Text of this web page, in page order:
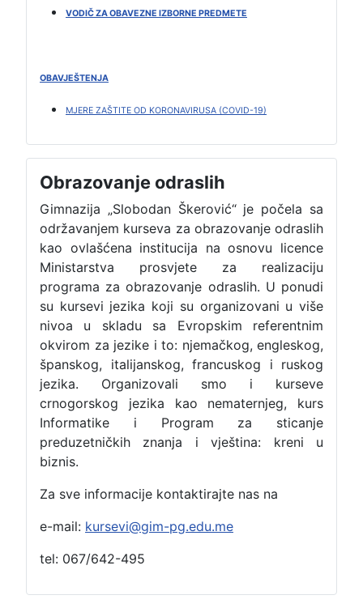
VODIČ ZA OBAVEZNE IZBORNE PREDMETE
OBAVJEŠTENJA
MJERE ZAŠTITE OD KORONAVIRUSA (COVID-19)
Obrazovanje odraslih
Gimnazija „Slobodan Škerović“ je počela sa
održavanjem kurseva za obrazovanje odraslih
kao ovlašćena institucija na osnovu licence
Ministarstva prosvjete za realizaciju
programa za obrazovanje odraslih. U ponudi
su kursevi jezika koji su organizovani u više
nivoa u skladu sa Evropskim referentnim
okvirom za jezike i to: njemačkog, engleskog,
španskog, italijanskog, francuskog i ruskog
jezika. Organizovali smo i kurseve
crnogorskog jezika kao nematernjeg, kurs
Informatike i Program za sticanje
preduzetničkih znanja i vještina: kreni u
biznis.
Za sve informacije kontaktirajte nas na
e-mail: kursevi@gim-pg.edu.me
tel: 067/642-495